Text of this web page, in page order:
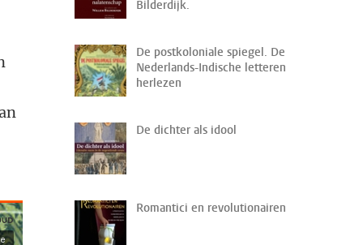
Bilderdijk.
De postkoloniale spiegel. De
Nederlands-Indische letteren
herlezen
De dichter als idool
Romantici en revolutionairen